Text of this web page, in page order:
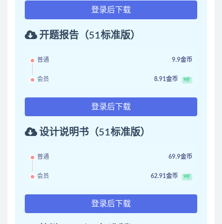
登录后下载
开题报告（51标准版）
普通 9.9金币
会员 8.91金币 9折
登录后下载
设计说明书（51标准版）
普通 69.9金币
会员 62.91金币 9折
登录后下载